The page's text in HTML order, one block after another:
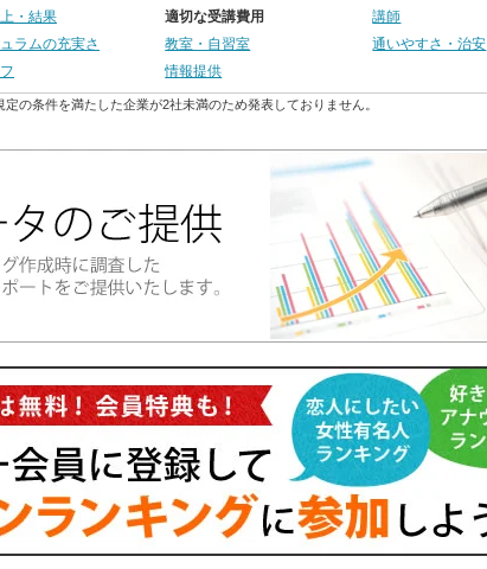
・結果 適切な受講費用
講師
ラムの充実さ
教室・自習室
通いやすさ・治安
情報提供
の条件を満たした企業が2社未満のため発表しておりません。